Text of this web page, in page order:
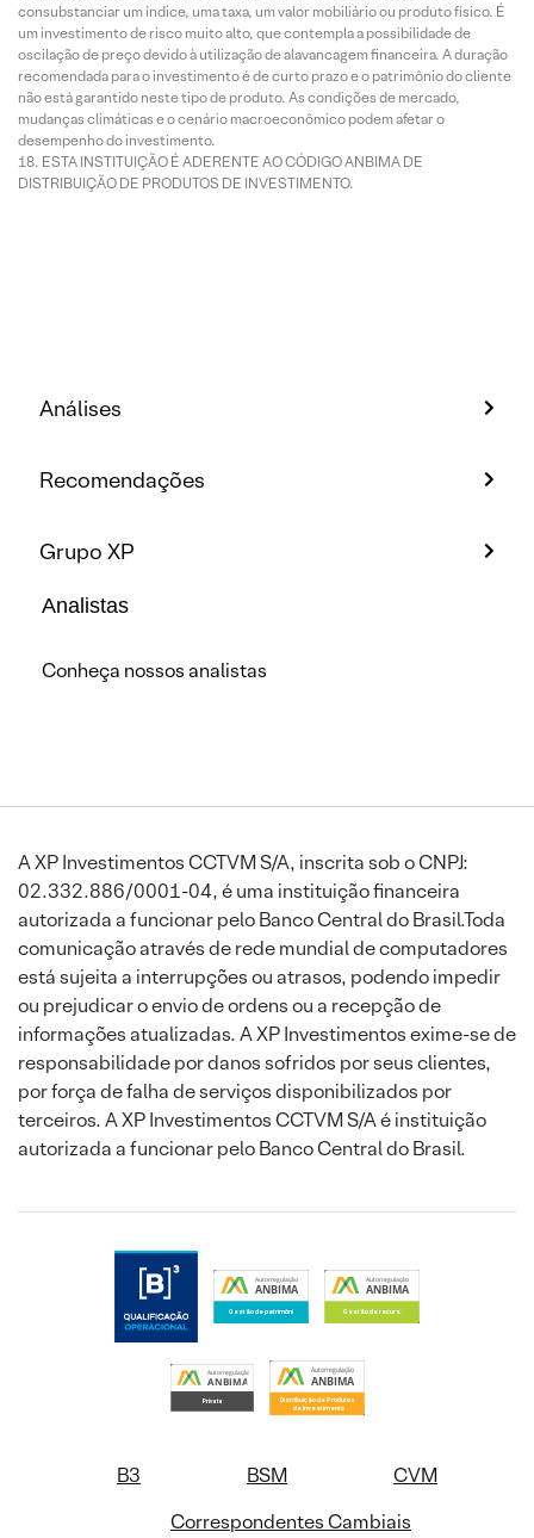
consubstanciar um índice, uma taxa, um valor mobiliário ou produto físico. É
um investimento de risco muito alto, que contempla a possibilidade de
oscilação de preço devido à utilização de alavancagem financeira. A duração
recomendada para o investimento é de curto prazo e o patrimônio do cliente
não está garantido neste tipo de produto. As condições de mercado,
mudanças climáticas e o cenário macroeconômico podem afetar o
desempenho do investimento.
ESTA INSTITUIÇÃO É ADERENTE AO CÓDIGO ANBIMA DE
DISTRIBUIÇÃO DE PRODUTOS DE INVESTIMENTO.
Análises
Recomendações
Grupo XP
Analistas
Conheça nossos analistas
A XP Investimentos CCTVM S/A, inscrita sob o CNPJ:
02.332.886/0001-04, é uma instituição financeira
autorizada a funcionar pelo Banco Central do Brasil.Toda
comunicação através de rede mundial de computadores
está sujeita a interrupções ou atrasos, podendo impedir
ou prejudicar o envio de ordens ou a recepção de
informações atualizadas. A XP Investimentos exime-se de
responsabilidade por danos sofridos por seus clientes,
por força de falha de serviços disponibilizados por
terceiros. A XP Investimentos CCTVM S/A é instituição
autorizada a funcionar pelo Banco Central do Brasil.
B3 BSM
CVM
Correspondentes Cambiais